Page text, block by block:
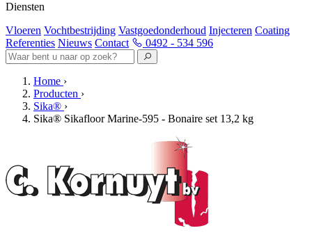
Diensten
Vloeren Vochtbestrijding Vastgoedonderhoud Injecteren Coating
Referenties Nieuws Contact 0492 - 534 596
Home ›
Producten ›
Sika® ›
Sika® Sikafloor Marine-595 - Bonaire set 13,2 kg